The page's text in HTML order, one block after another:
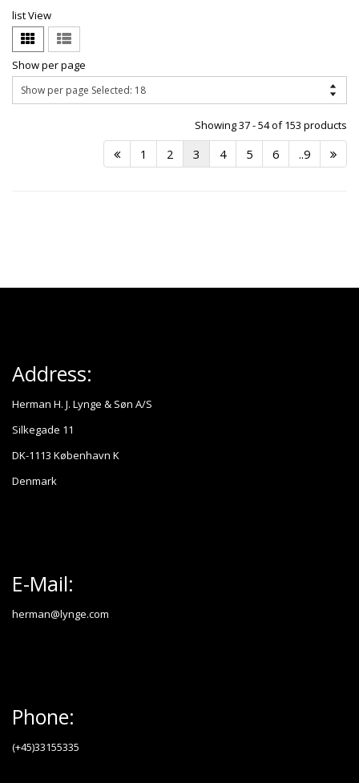
list View
Show per page
Showing 37 - 54 of 153 products
1 2 3 4 5 6 ..9
Address:
Herman H. J. Lynge & Søn A/S
Silkegade 11
DK-1113 København K
Denmark
E-Mail:
herman@lynge.com
Phone:
(+45)33155335